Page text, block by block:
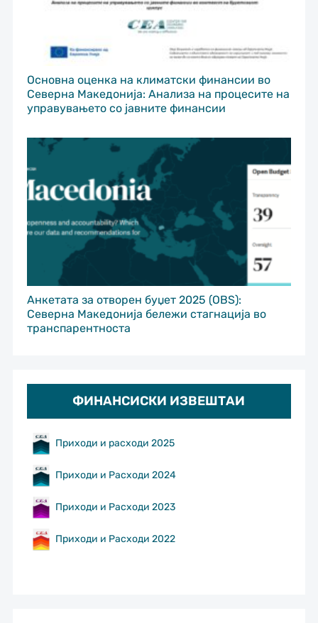
Основна оценка на климатски финансии во
Северна Македонија: Анализа на процесите на
управувањето со јавните финансии
Анкетата за отворен буџет 2025 (OBS):
Северна Македонија бележи стагнација во
транспарентноста
ФИНАНСИСКИ ИЗВЕШТАИ
Приходи и расходи 2025
Приходи и Расходи 2024
Приходи и Расходи 2023
Приходи и Расходи 2022